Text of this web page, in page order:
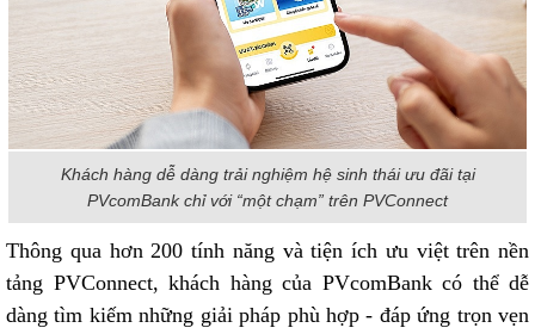
Khách hàng dễ dàng trải nghiệm hệ sinh thái ưu đãi tại
PVcomBank chỉ với “một chạm” trên PVConnect
Thông qua hơn 200 tính năng và tiện ích ưu việt trên nền
tảng PVConnect, khách hàng của PVcomBank có thể dễ
dàng tìm kiếm những giải pháp phù hợp - đáp ứng trọn vẹn